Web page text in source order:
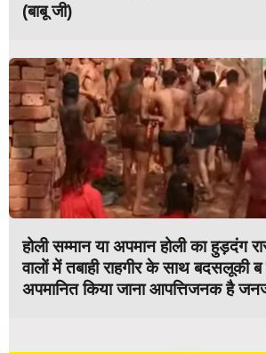
(बाबू जी)
होली सम्मान या अपमान होली का हुड़दंग
वालों में तबाही राहगीर के साथ
अपमानित किया जाना आपत्तिजनक है